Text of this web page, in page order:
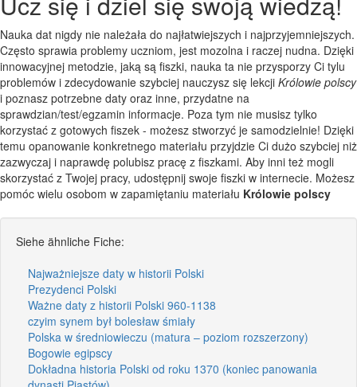
Nauka dat nigdy nie należała do najłatwiejszych i najprzyjemniejszych.
Często sprawia problemy uczniom, jest mozolna i raczej nudna. Dzięki
innowacyjnej metodzie, jaką są fiszki, nauka ta nie przysporzy Ci tylu
problemów i zdecydowanie szybciej nauczysz się lekcji Królowie polscy
i poznasz potrzebne daty oraz inne, przydatne na
sprawdzian/test/egzamin informacje. Poza tym nie musisz tylko
korzystać z gotowych fiszek - możesz stworzyć je samodzielnie! Dzięki
temu opanowanie konkretnego materiału przyjdzie Ci dużo szybciej niż
zazwyczaj i naprawdę polubisz pracę z fiszkami. Aby inni też mogli
skorzystać z Twojej pracy, udostępnij swoje fiszki w internecie. Możesz
pomóc wielu osobom w zapamiętaniu materiału Królowie polscy
Siehe ähnliche Fiche:
Najważniejsze daty w historii Polski
Prezydenci Polski
Ważne daty z historii Polski 960-1138
czyim synem był bolesław śmiały
Polska w średniowieczu (matura – poziom rozszerzony)
Bogowie egipscy
Dokładna historia Polski od roku 1370 (koniec panowania